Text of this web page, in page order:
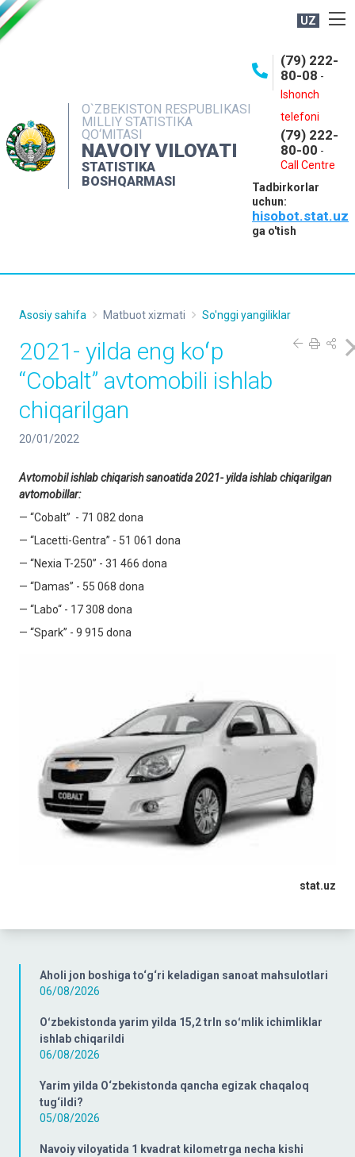
UZ
O`ZBEKISTON RESPUBLIKASI
MILLIY STATISTIKA
QO‘MITASI
NAVOIY VILOYATI
STATISTIKA
BOSHQARMASI
(79) 222-
80-08 -
Ishonch
telefoni
(79) 222-
80-00 -
Call Centre
Tadbirkorlar
uchun:
hisobot.stat.uz
ga o'tish
OCHIQ MA'LUMOTLAR
INTERAKTIV XIZMATLAR
MUROJAATLAR
Aholi jon boshiga to‘g‘ri keladigan sanoat mahsulotlari
06/08/2026
Oʻzbekistonda yarim yilda 15,2 trln soʻmlik ichimliklar
ishlab chiqarildi
06/08/2026
Yarim yilda O‘zbekistonda qancha egizak chaqaloq
tug‘ildi?
05/08/2026
Navoiy viloyatida 1 kvadrat kilometrga necha kishi
Asosiy sahifa Matbuot xizmati So'nggi yangiliklar
2021- yilda eng koʻp
“Cobalt” avtomobili ishlab
chiqarilgan
20/01/2022
Avtomobil ishlab chiqarish sanoatida 2021-yilda ishlab chiqarilgan
avtomobillar:
— “Cobalt” - 71 082 dona
— “Lacetti-Gentra” - 51 061 dona
— “Nexia T-250” - 31 466 dona
— “Damas” - 55 068 dona
— “Labo“ - 17 308 dona
— “Spark” - 9 915 dona
stat.uz